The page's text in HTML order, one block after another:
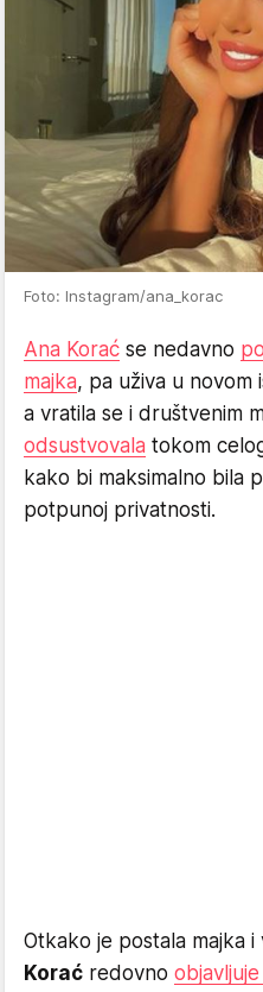
Foto: Instagram/ana_korac
Ana Korać se nedavno
majka, pa uživa u novom
a vratila se i društvenim
odsustvovala tokom
kako bi maksimalno bila
potpunoj privatnosti.
Otkako je postala majka i
Korać redovno